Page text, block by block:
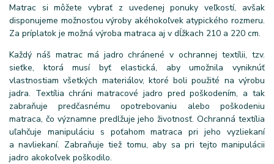
Matrac si môžete vybrať z uvedenej ponuky veľkostí, avšak
disponujeme možnosťou výroby akéhokoľvek atypického rozmeru.
Za príplatok je možná výroba matraca aj v dĺžkach 210 a 220 cm.
Každý náš matrac má jadro chránené v ochrannej textílii, tzv.
sieťke, ktorá musí byť elastická, aby umožnila vyniknúť
vlastnostiam všetkých materiálov, ktoré boli použité na výrobu
jadra. Textília chráni matracové jadro pred poškodením, a tak
zabraňuje predčasnému opotrebovaniu alebo poškodeniu
matraca, čo významne predlžuje jeho životnosť. Ochranná textília
uľahčuje manipuláciu s poťahom matraca pri jeho vyzliekaní
a navliekaní. Zabraňuje tiež tomu, aby sa pri tejto manipulácii
jadro akokoľvek poškodilo.